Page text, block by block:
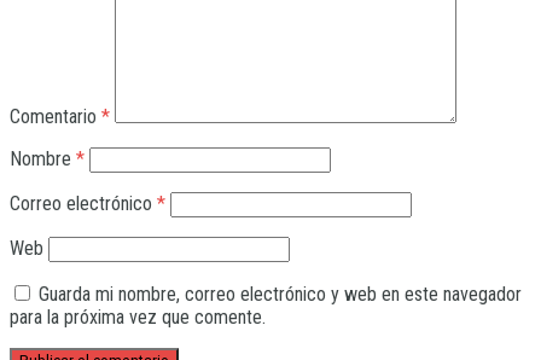
Comentario *
Nombre *
Correo electrónico *
Web
Guarda mi nombre, correo electrónico y web en este navegador
para la próxima vez que comente.